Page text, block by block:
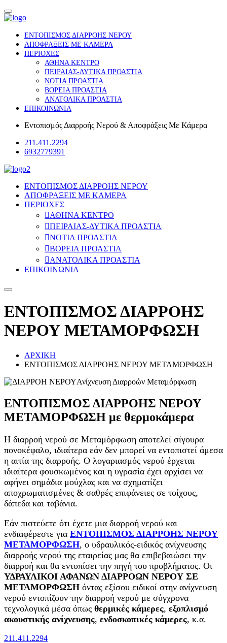
ΕΝΤΟΠΙΣΜΟΣ ΔΙΑΡΡΟΗΣ ΝΕΡΟΥ
ΑΠΟΦΡΑΞΕΙΣ ΜΕ ΚΑΜΕΡΑ
ΠΕΡΙΟΧΕΣ
ΑΘΗΝΑ ΚΕΝΤΡΟ
ΠΕΙΡΑΙΑΣ-ΔΥΤΙΚΑ ΠΡΟΑΣΤΙΑ
ΝΟΤΙΑ ΠΡΟΑΣΤΙΑ
ΒΟΡΕΙΑ ΠΡΟΑΣΤΙΑ
ΑΝΑΤΟΛΙΚΑ ΠΡΟΑΣΤΙΑ
ΕΠΙΚΟΙΝΩΝΙΑ
Εντοπισμός Διαρροής Νερού & Αποφράξεις Με Κάμερα
211.411.2294
6932779391
ΕΝΤΟΠΙΣΜΟΣ ΔΙΑΡΡΟΗΣ ΝΕΡΟΥ
ΑΠΟΦΡΑΞΕΙΣ ΜΕ ΚΑΜΕΡΑ
ΠΕΡΙΟΧΕΣ
ΑΘΗΝΑ ΚΕΝΤΡΟ
ΠΕΙΡΑΙΑΣ-ΔΥΤΙΚΑ ΠΡΟΑΣΤΙΑ
ΝΟΤΙΑ ΠΡΟΑΣΤΙΑ
ΒΟΡΕΙΑ ΠΡΟΑΣΤΙΑ
ΑΝΑΤΟΛΙΚΑ ΠΡΟΑΣΤΙΑ
ΕΠΙΚΟΙΝΩΝΙΑ
ΕΝΤΟΠΙΣΜΟΣ ΔΙΑΡΡΟΗΣ
ΝΕΡΟΥ ΜΕΤΑΜΟΡΦΩΣΗ
ΑΡΧΙΚΗ
ΕΝΤΟΠΙΣΜΟΣ ΔΙΑΡΡΟΗΣ ΝΕΡΟΥ ΜΕΤΑΜΟΡΦΩΣΗ
Ανίχνευση Διαρροών Μεταμόρφωση
ΕΝΤΟΠΙΣΜΟΣ ΔΙΑΡΡΟΗΣ ΝΕΡΟΥ
ΜΕΤΑΜΟΡΦΩΣΗ με θερμοκάμερα
Η διαρροή νερού σε Μεταμόρφωση αποτελεί σίγουρα
πονοκέφαλο, ιδιαίτερα εάν δεν μπορεί να εντοπιστεί άμεσα
η αιτία της διαρροής. Ο λογαριασμός νερού έρχεται
ιδιαίτερα φουσκωμένος και η υγρασία έχει αρχίσει να
αφήνει σημάδια μούχλας και να σχηματίζει
αποχρωματισμένες & σαθρές επιφάνειες σε τοίχους,
δάπεδα και ταβάνια.
Εάν πιστεύετε ότι έχετε μια διαρροή νερού και
ενδιαφέρεστε για ΕΝΤΟΠΙΣΜΟΣ ΔΙΑΡΡΟΗΣ ΝΕΡΟΥ
ΜΕΤΑΜΟΡΦΩΣΗ, ο υδραυλικός-ειδικός ανίχνευσης
διαρροής νερού της εταιρείας μας θα επιβεβαιώσει την
διαρροή και θα εντοπίσει την πηγή του προβλήματος. Οι
ΥΔΡΑΥΛΙΚΟΙ ΑΦΑΝΩΝ ΔΙΑΡΡΟΩΝ ΝΕΡΟΥ ΣΕ
ΜΕΤΑΜΟΡΦΩΣΗ όντας εξίσου ειδικοί στην ανίχνευση
νερού εντοπίζουν την διαρροή νερού με σύγχρονα
τεχνολογικά μέσα όπως θερμικές κάμερες, εξοπλισμό
ακουστικής ανίχνευσης, ενδοσκοπικές κάμερες, κ.α.
211.411.2294